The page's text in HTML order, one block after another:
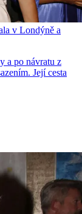
v Londýně a
a po návratu z
Její cesta